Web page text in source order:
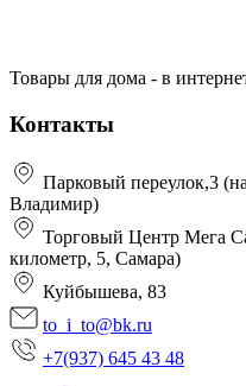
Товары для дома - в
Контакты
Парковый переулок,3
Владимир)
Торговый Центр Мега
километр, 5, Самара)
Куйбышева, 83
to_i_to@bk.ru
+7(937) 645 43 48